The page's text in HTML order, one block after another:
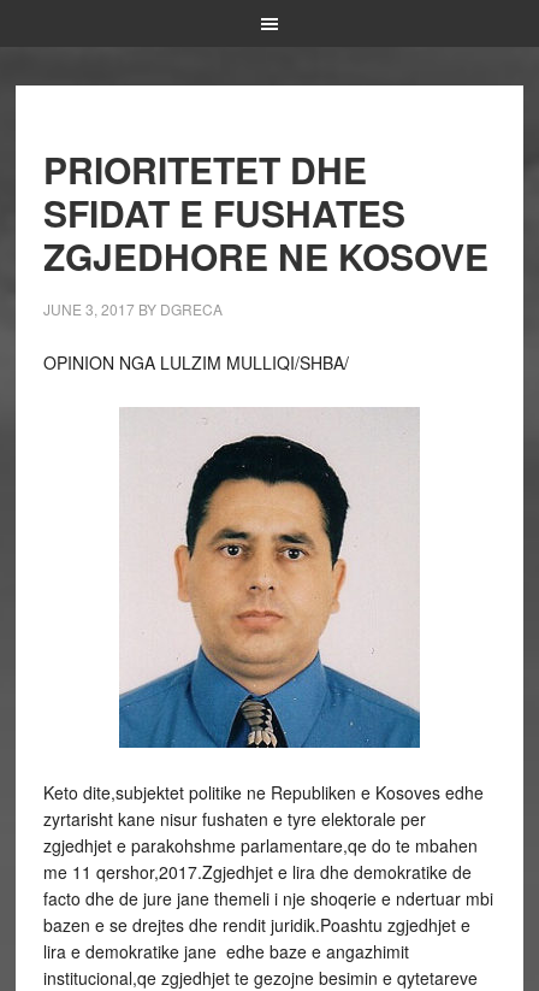
PRIORITETET DHE
SFIDAT E FUSHATES
ZGJEDHORE NE KOSOVE
JUNE 3, 2017BY DGRECA
OPINION NGA LULZIM MULLIQI/SHBA/
Keto dite,subjektet politike ne Republiken e Kosoves edhe
zyrtarisht kane nisur fushaten e tyre elektorale per
zgjedhjet e parakohshme parlamentare,qe do te mbahen
me 11 qershor,2017.Zgjedhjet e lira dhe demokratike de
facto dhe de jure jane themeli i nje shoqerie e ndertuar mbi
bazen e se drejtes dhe rendit juridik.Poashtu zgjedhjet e
lira e demokratike jane edhe baze e angazhimit
institucional,qe zgjedhjet te gezojne besimin e qytetareve